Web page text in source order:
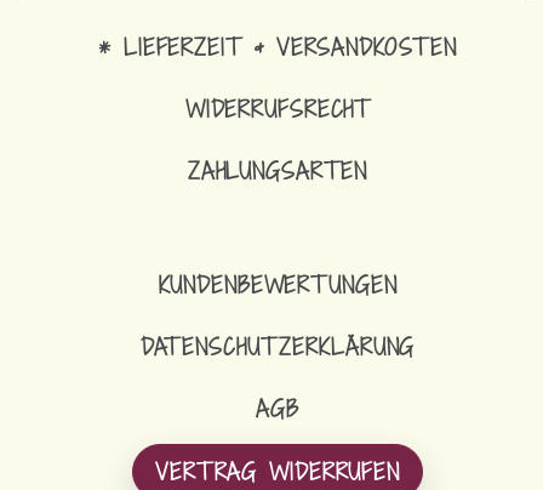
* LIEFERZEIT & VERSANDKOSTEN
WIDERRUFSRECHT
ZAHLUNGSARTEN
KUNDENBEWERTUNGEN
DATENSCHUTZERKLÄRUNG
AGB
VERTRAG WIDERRUFEN